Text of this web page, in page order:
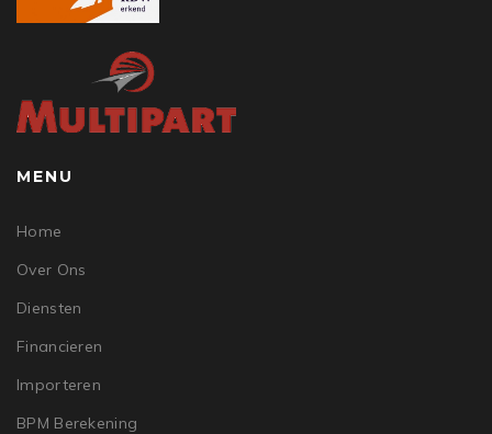
MENU
Home
Over Ons
Diensten
Financieren
Importeren
BPM Berekening